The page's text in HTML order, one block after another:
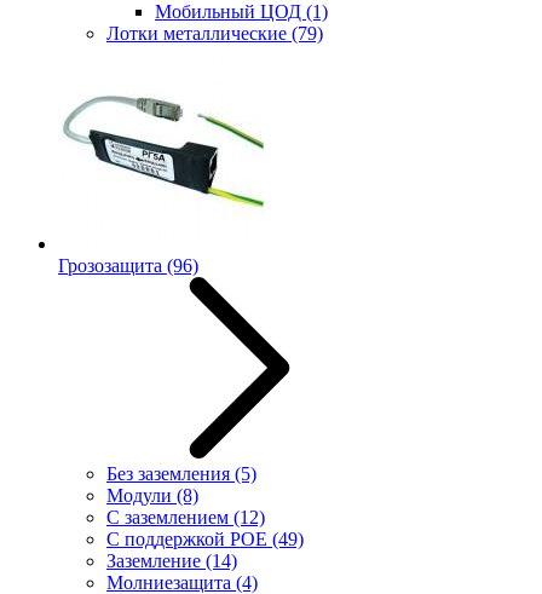
Мобильный ЦОД (1)
Лотки металлические (79)
Грозозащита (96)
Без заземления (5)
Модули (8)
С заземлением (12)
С поддержкой POE (49)
Заземление (14)
Молниезащита (4)